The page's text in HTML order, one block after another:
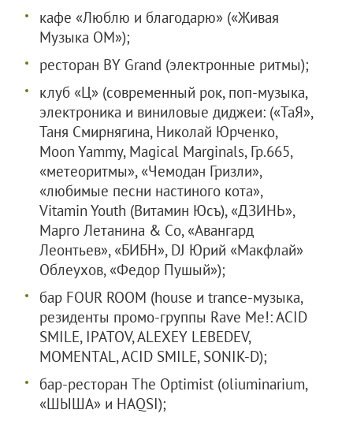
кафе «Люблю и благодарю» («Живая
Музыка ОМ»);
ресторан BY Grand (электронные ритмы);
клуб «Ц» (современный рок, поп-музыка,
электроника и виниловые диджеи: («ТаЯ»,
Таня Смирнягина, Николай Юрченко,
Moon Yammy, Magical Marginals, Гр.665,
«метеоритмы», «Чемодан Гризли»,
«любимые песни настиного кота»,
Vitamin Youth (Витамин Юсъ), «ДЗИНЬ»,
Марго Летанина & Сo, «Авангард
Леонтьев», «БИБН», DJ Юрий «Макфлай»
Облеухов, «Федор Пушый»);
бар FOUR ROOM (house и trance-музыка,
резиденты промо-группы Rave Me!: ACID
SMILE, IPATOV, ALEXEY LEBEDEV,
MOMENTAL, ACID SMILE, SONIK-D);
бар-ресторан The Optimist (oliuminarium,
«ШЫША» и HAQSI);